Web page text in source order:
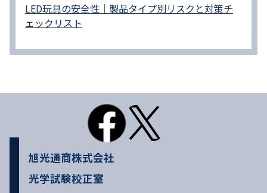
LED玩具の安全性｜製品タイプ別リスクと対策チ
ェックリスト
旭光通商株式会社
光学試験校正室